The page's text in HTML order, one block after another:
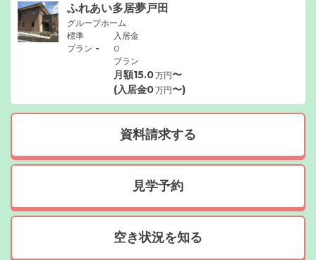
ふれあい多居夢戸田
グループホーム
標準
プラン -
入居金
0
プラン
月額15.0万円〜
(入居金0万円〜)
資料請求する
見学予約
空き状況を知る